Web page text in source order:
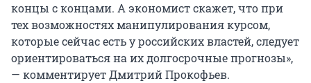
концы с концами. А экономист скажет, что при
тех возможностях манипулирования курсом,
которые сейчас есть у российских властей, следует
ориентироваться на их долгосрочные прогнозы»,
— комментирует Дмитрий Прокофьев.